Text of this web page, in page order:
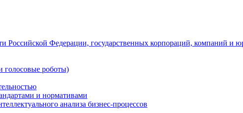
Российской Федерации, государственных корпораций, компаний и
голосовые роботы)
и нормативами
анализа бизнес-процессов